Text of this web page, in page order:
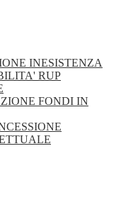
INESISTENZA
RUP
FONDI IN